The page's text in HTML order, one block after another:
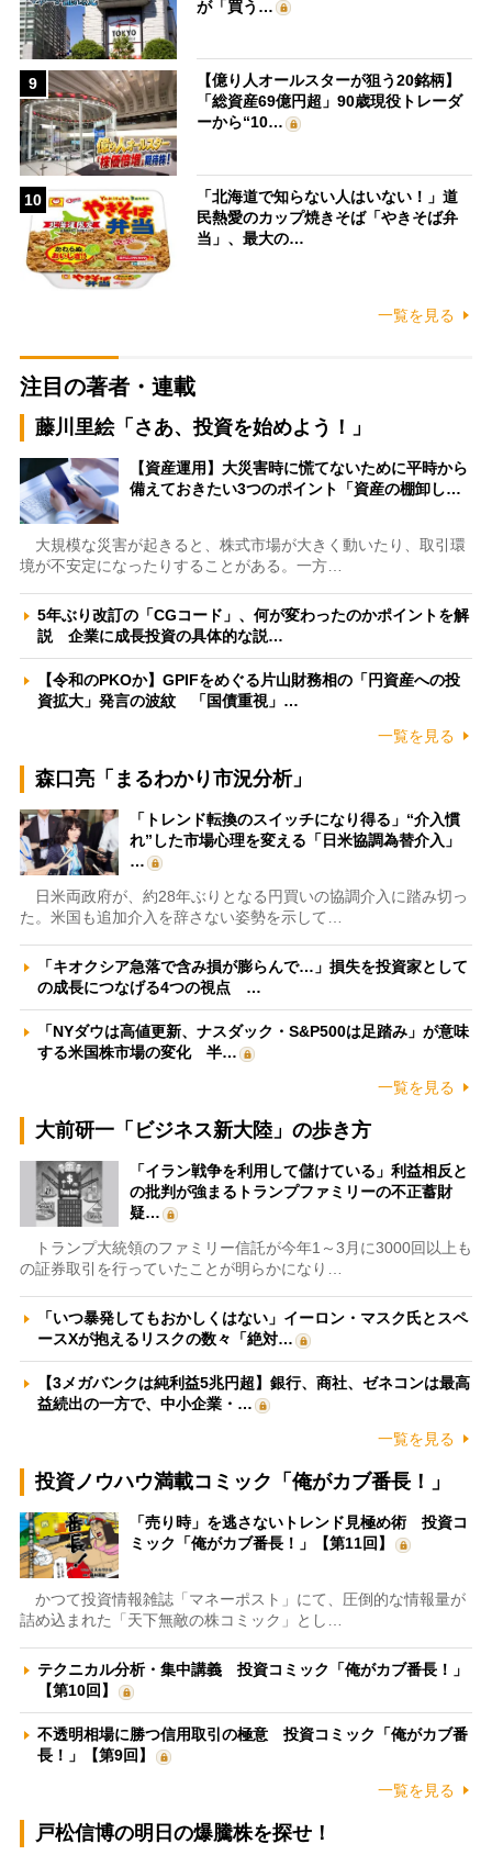
が「買う…
9
【億り人オールスターが狙う20銘柄】
「総資産69億円超」90歳現役トレーダ
ーから“10…
10
「北海道で知らない人はいない！」道
民熱愛のカップ焼きそば「やきそば弁
当」、最大の…
一覧を見る
注目の著者・連載
藤川里絵「さあ、投資を始めよう！」
【資産運用】大災害時に慌てないために平時から
備えておきたい3つのポイント「資産の棚卸し…
大規模な災害が起きると、株式市場が大きく動いたり、取引環
境が不安定になったりすることがある。一方…
5年ぶり改訂の「CGコード」、何が変わったのかポイントを解
説 企業に成長投資の具体的な説…
【令和のPKOか】GPIFをめぐる片山財務相の「円資産への投
資拡大」発言の波紋 「国債重視」…
一覧を見る
森口亮「まるわかり市況分析」
「トレンド転換のスイッチになり得る」“介入慣
れ”した市場心理を変える「日米協調為替介入」
…
日米両政府が、約28年ぶりとなる円買いの協調介入に踏み切っ
た。米国も追加介入を辞さない姿勢を示して…
「キオクシア急落で含み損が膨らんで…」損失を投資家として
の成長につなげる4つの視点 …
「NYダウは高値更新、ナスダック・S&P500は足踏み」が意味
する米国株市場の変化 半…
一覧を見る
大前研一「ビジネス新大陸」の歩き方
「イラン戦争を利用して儲けている」利益相反と
の批判が強まるトランプファミリーの不正蓄財
疑…
トランプ大統領のファミリー信託が今年1～3月に3000回以上も
の証券取引を行っていたことが明らかになり…
「いつ暴発してもおかしくはない」イーロン・マスク氏とスペ
ースXが抱えるリスクの数々「絶対…
【3メガバンクは純利益5兆円超】銀行、商社、ゼネコンは最高
益続出の一方で、中小企業・…
一覧を見る
投資ノウハウ満載コミック「俺がカブ番長！」
「売り時」を逃さないトレンド見極め術 投資コ
ミック「俺がカブ番長！」【第11回】
かつて投資情報雑誌「マネーポスト」にて、圧倒的な情報量が
詰め込まれた「天下無敵の株コミック」とし…
テクニカル分析・集中講義 投資コミック「俺がカブ番長！」
【第10回】
不透明相場に勝つ信用取引の極意 投資コミック「俺がカブ番
長！」【第9回】
一覧を見る
戸松信博の明日の爆騰株を探せ！